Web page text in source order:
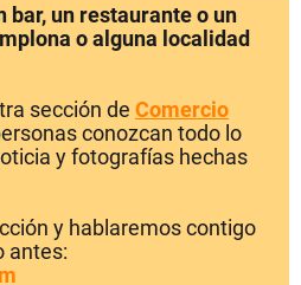
bar, un restaurante o un
o alguna localidad
sección de Comercio
conozcan todo lo
y fotografías hechas
y hablaremos contigo
antes: